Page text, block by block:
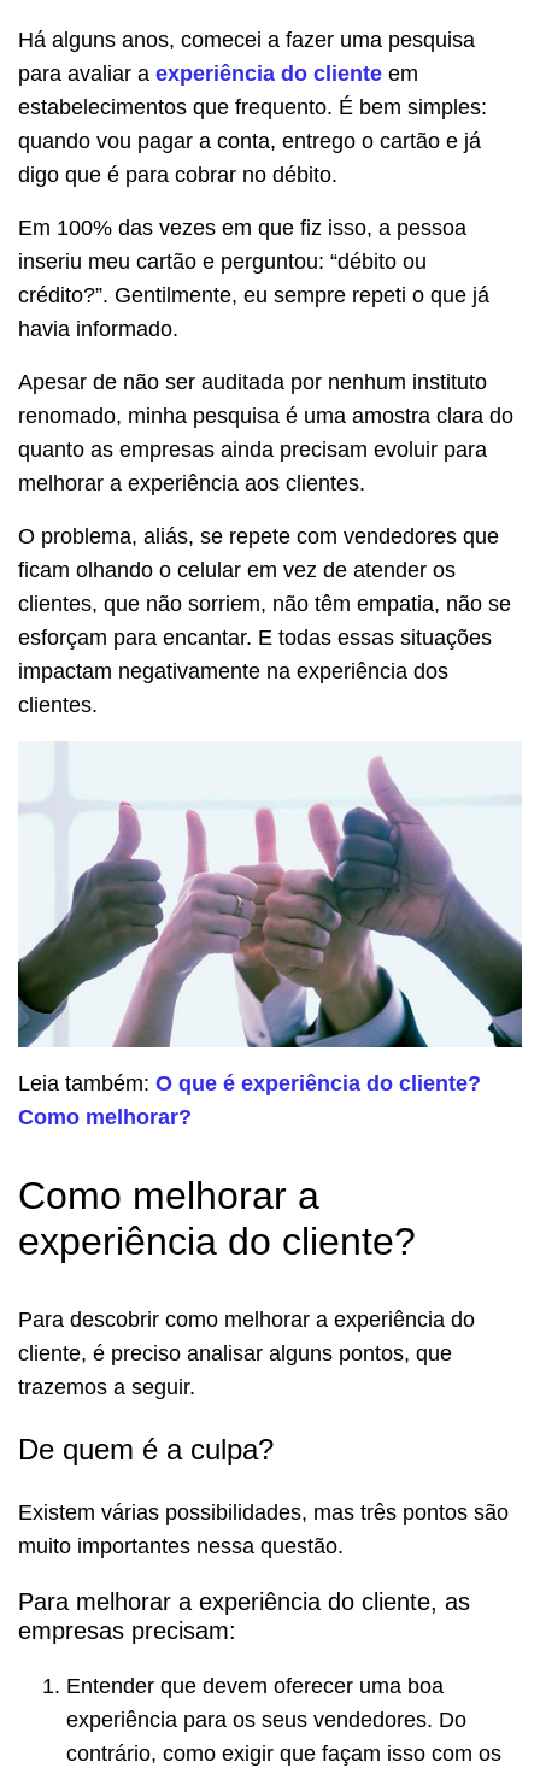
Há alguns anos, comecei a fazer uma pesquisa
para avaliar a experiência do cliente em
estabelecimentos que frequento. É bem simples:
quando vou pagar a conta, entrego o cartão e já
digo que é para cobrar no débito.
Em 100% das vezes em que fiz isso, a pessoa
inseriu meu cartão e perguntou: “débito ou
crédito?”. Gentilmente, eu sempre repeti o que já
havia informado.
Apesar de não ser auditada por nenhum instituto
renomado, minha pesquisa é uma amostra clara do
quanto as empresas ainda precisam evoluir para
melhorar a experiência aos clientes.
O problema, aliás, se repete com vendedores que
ficam olhando o celular em vez de atender os
clientes, que não sorriem, não têm empatia, não se
esforçam para encantar. E todas essas situações
impactam negativamente na experiência dos
clientes.
Leia também: O que é experiência do cliente?
Como melhorar?
Como melhorar a
experiência do cliente?
Para descobrir como melhorar a experiência do
cliente, é preciso analisar alguns pontos, que
trazemos a seguir.
De quem é a culpa?
Existem várias possibilidades, mas três pontos são
muito importantes nessa questão.
Para melhorar a experiência do cliente, as
empresas precisam:
Entender que devem oferecer uma boa
experiência para os seus vendedores. Do
contrário, como exigir que façam isso com os